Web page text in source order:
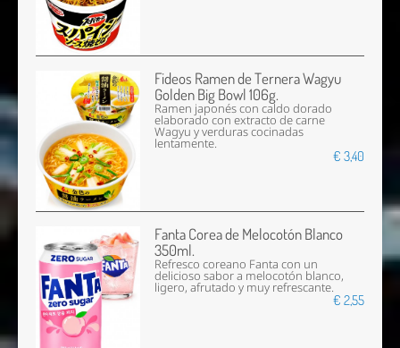
Fideos Ramen de Ternera Wagyu
Golden Big Bowl 106g.
Ramen japonés con caldo dorado
elaborado con extracto de carne
Wagyu y verduras cocinadas
lentamente.
€ 3,40
Fanta Corea de Melocotón Blanco
350ml.
Refresco coreano Fanta con un
delicioso sabor a melocotón blanco,
ligero, afrutado y muy refrescante.
€ 2,55